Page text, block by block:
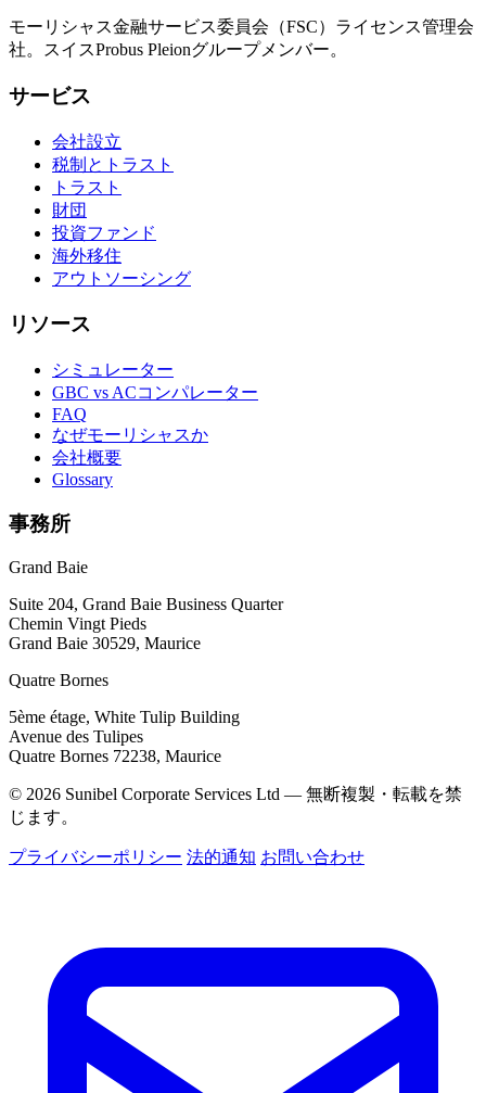
モーリシャス金融サービス委員会（FSC）ライセンス管理会
社。スイスProbus Pleionグループメンバー。
サービス
会社設立
税制とトラスト
トラスト
財団
投資ファンド
海外移住
アウトソーシング
リソース
シミュレーター
GBC vs ACコンパレーター
FAQ
なぜモーリシャスか
会社概要
Glossary
事務所
Grand Baie
Suite 204, Grand Baie Business Quarter
Chemin Vingt Pieds
Grand Baie 30529, Maurice
Quatre Bornes
5ème étage, White Tulip Building
Avenue des Tulipes
Quatre Bornes 72238, Maurice
© 2026 Sunibel Corporate Services Ltd — 無断複製・転載を禁
じます。
プライバシーポリシー 法的通知 お問い合わせ